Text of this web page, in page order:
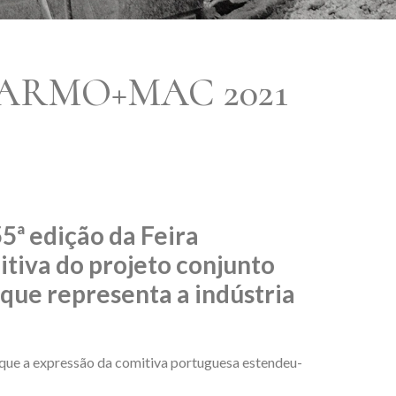
2021
edição da Feira
do projeto conjunto
representa a indústria
a expressão da comitiva portuguesa estendeu-